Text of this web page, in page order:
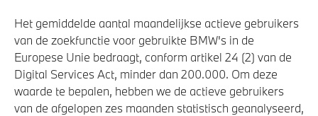
Het gemiddelde aantal maandelijkse actieve gebruikers
van de zoekfunctie voor gebruikte BMW's in de
Europese Unie bedraagt, conform artikel 24 (2) van de
Digital Services Act, minder dan 200.000. Om deze
waarde te bepalen, hebben we de actieve gebruikers
van de afgelopen zes maanden statistisch geanalyseerd,